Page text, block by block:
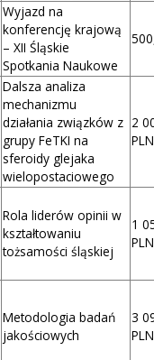
Wyjazd na
konferencję krajową
– XII Śląskie
Spotkania Naukowe
Dalsza analiza
mechanizmu
działania związków z
grupy FeTKI na
sferoidy glejaka
wielopostaciowego
2
PLN
Rola liderów opinii w
kształtowaniu
tożsamości śląskiej
1
PLN
Metodologia badań
jakościowych
3
PLN